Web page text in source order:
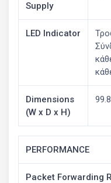
Supply
LED Indicator
Dimensions
(W x D x H)
PERFORMANCE
Packet Forwarding